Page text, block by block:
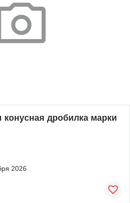
дробилка марки
2026